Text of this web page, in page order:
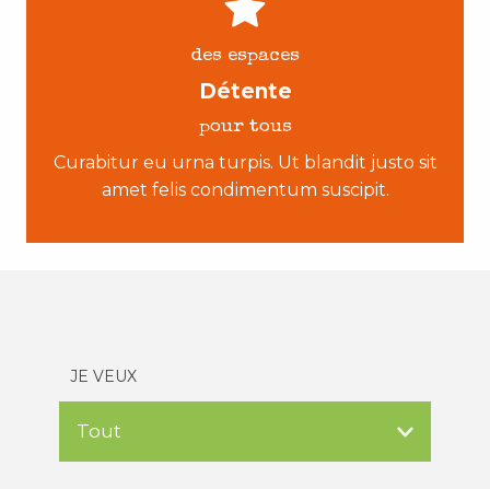
des espaces
Détente
pour tous
Curabitur eu urna turpis. Ut blandit justo sit
amet felis condimentum suscipit.
JE VEUX